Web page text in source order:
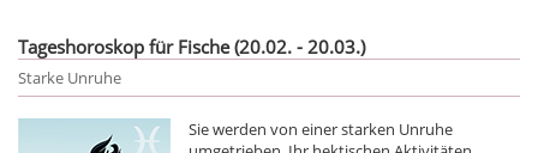
Tageshoroskop für Fische (20.02. - 20.03.)
Starke Unruhe
Sie werden von einer starken Unruhe